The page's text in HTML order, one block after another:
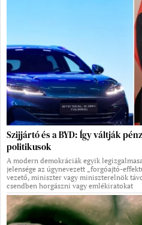
Szijjártó és a BYD: Így váltják
politikusok
A modern demokráciák egyik
jelensége az úgynevezett „forgóajtó-
vezető, miniszter vagy miniszterelnök
csendben horgászni vagy emlékiratokat